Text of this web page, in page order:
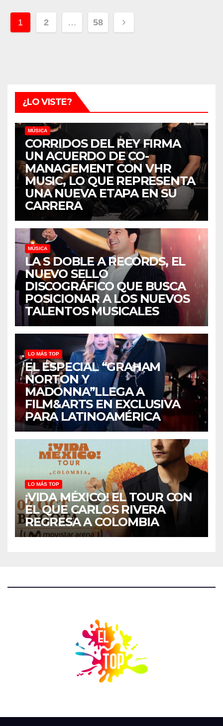
Navegación
1 2 … 58
¿LO VISTE?
MÚSICA
CORRIDOS DEL REY FIRMA
UN ACUERDO DE CO-
MANAGEMENT CON VHR
MUSIC, LO QUE REPRESENTA
UNA NUEVA ETAPA EN SU
CARRERA
MÚSICA
LA S DOBLE A RECORDS, EL
NUEVO SELLO
DISCOGRÁFICO QUE BUSCA
POSICIONAR A LOS NUEVOS
TALENTOS MUSICALES
LO MÁS TOP
EL ESPECIAL “GRAHAM
NORTON Y
MADONNA”LLEGA A
FILM&ARTS EN EXCLUSIVA
PARA LATINOAMÉRICA
LO MÁS TOP
¡VIDA MÉXICO! EL TOUR CON
EL QUE CARLOS RIVERA
REGRESA A COLOMBIA